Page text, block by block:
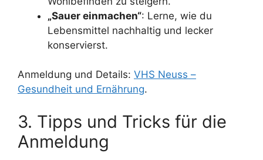
„Sauer einmachen“: Lerne, wie du
Lebensmittel nachhaltig und lecker
konservierst.
Anmeldung und Details: VHS Neuss –
Gesundheit und Ernährung.
3. Tipps und Tricks für die
Anmeldung